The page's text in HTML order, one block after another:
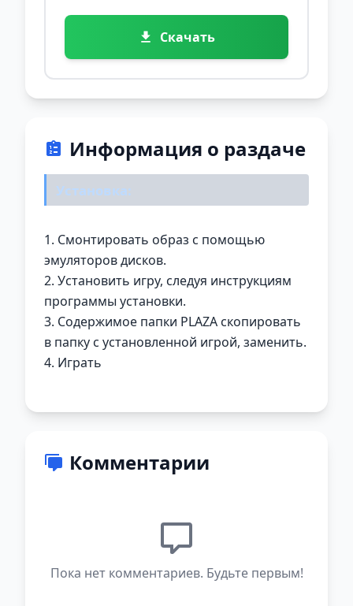
Скачать
Информация о раздаче
Установка:
1. Смонтировать образ с помощью
эмуляторов дисков.
2. Установить игру, следуя инструкциям
программы установки.
3. Содержимое папки PLAZA скопировать
в папку с установленной игрой, заменить.
4. Играть
Комментарии
Пока нет комментариев. Будьте первым!